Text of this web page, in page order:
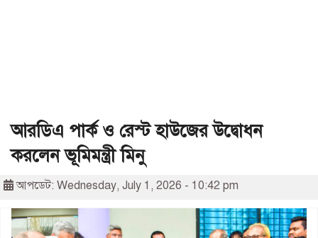
আরডিএ পার্ক ও রেস্ট হাউজের উদ্বোধন
করলেন ভূমিমন্ত্রী মিনু
আপডেট: Wednesday, July 1, 2026 - 10:42 pm